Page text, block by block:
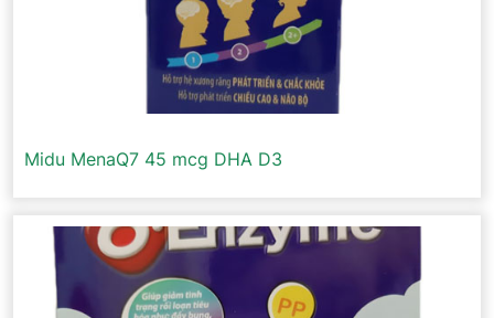
Midu MenaQ7 45 mcg DHA D3